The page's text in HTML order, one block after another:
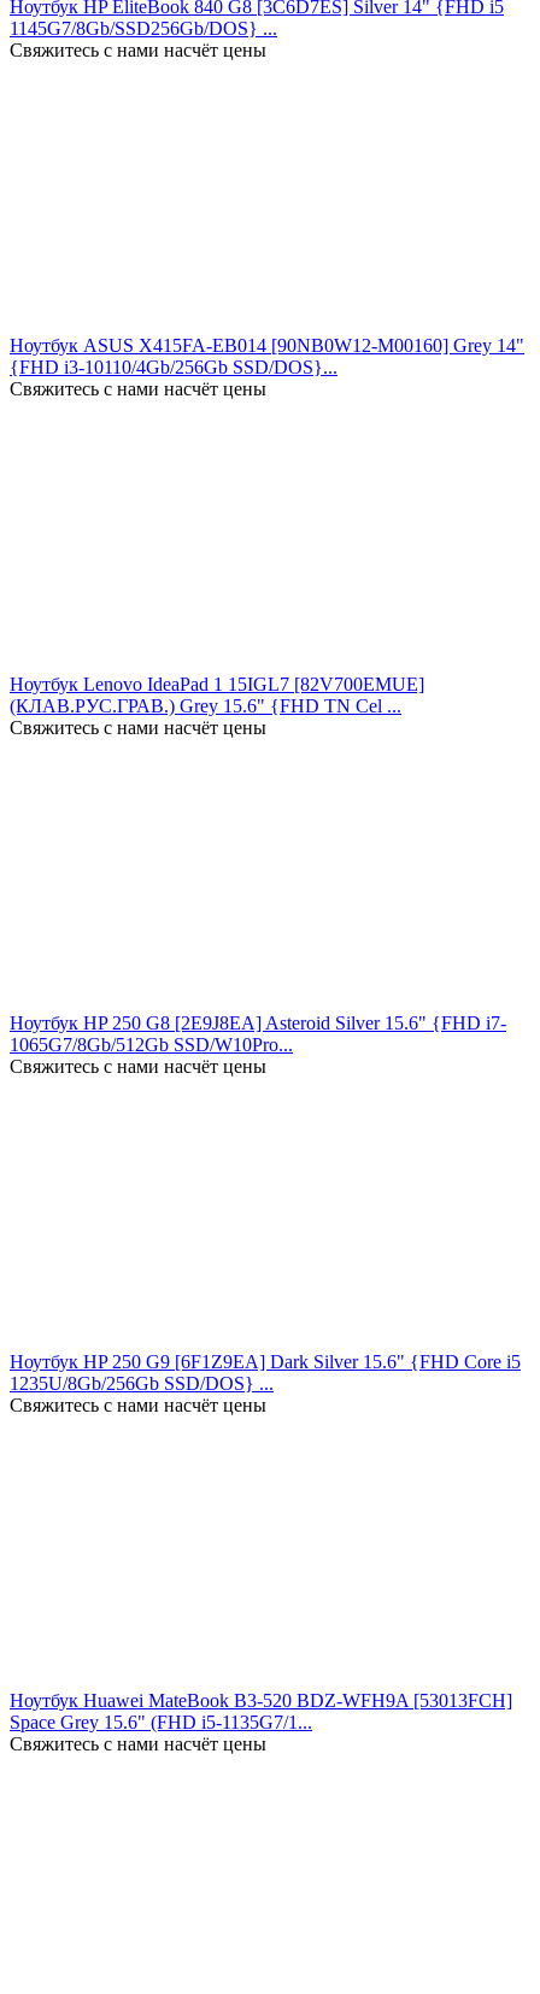
Ноутбук HP EliteBook 840 G8 [3C6D7ES] Silver 14" {FHD i5
1145G7/8Gb/SSD256Gb/DOS} ...
Свяжитесь с нами насчёт цены
Ноутбук ASUS X415FA-EB014 [90NB0W12-M00160] Grey 14"
{FHD i3-10110/4Gb/256Gb SSD/DOS}...
Свяжитесь с нами насчёт цены
Ноутбук Lenovo IdeaPad 1 15IGL7 [82V700EMUE]
(КЛАВ.РУС.ГРАВ.) Grey 15.6" {FHD TN Cel ...
Свяжитесь с нами насчёт цены
Ноутбук HP 250 G8 [2E9J8EA] Asteroid Silver 15.6" {FHD i7-
1065G7/8Gb/512Gb SSD/W10Pro...
Свяжитесь с нами насчёт цены
Ноутбук HP 250 G9 [6F1Z9EA] Dark Silver 15.6" {FHD Core i5
1235U/8Gb/256Gb SSD/DOS} ...
Свяжитесь с нами насчёт цены
Ноутбук Huawei MateBook B3-520 BDZ-WFH9A [53013FCH]
Space Grey 15.6" (FHD i5-1135G7/1...
Свяжитесь с нами насчёт цены